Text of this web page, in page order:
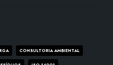
CONSULTORIA AMBIENTAL